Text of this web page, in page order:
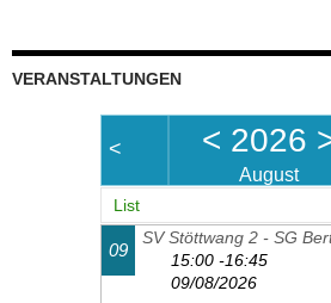
VERANSTALTUNGEN
< < 2026
August
List
09
15:00 -16:45
09/08/2026